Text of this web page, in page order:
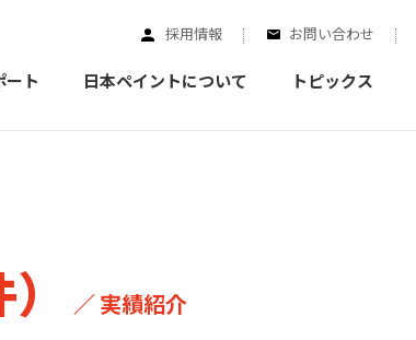
採用情報 お問い合わせ
塗料や塗装について幅広く学ぶことができます
ート
よくあるご質問
日本ペイントについて
会社概要
トピックス
／ 実績紹介